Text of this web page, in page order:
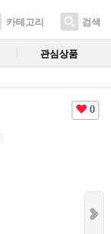
카테고리 검색
관심상품
0